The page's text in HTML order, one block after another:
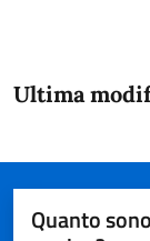
Ultima
Quanto